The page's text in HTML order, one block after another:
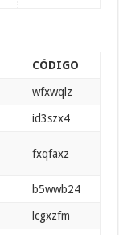
CÓDIGO
wfxwqlz
id3szx4
fxqfaxz
b5wwb24
lcgxzfm